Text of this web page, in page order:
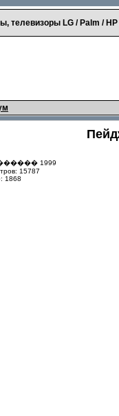
телевизоры LG / Palm / HP
1999
15787
1868